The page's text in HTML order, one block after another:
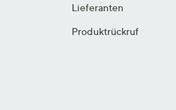
Lieferanten
Produktrückruf